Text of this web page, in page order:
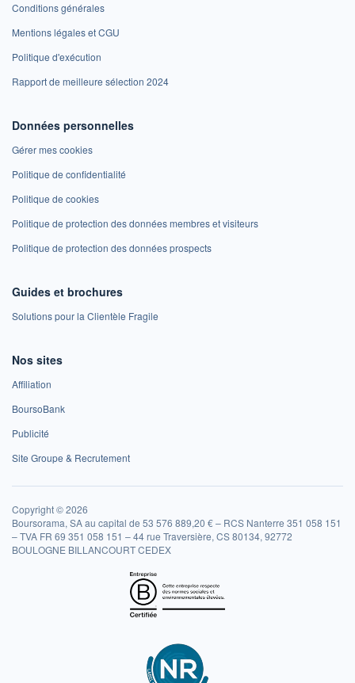
Conditions générales
Mentions légales et CGU
Politique d'exécution
Rapport de meilleure sélection 2024
Données personnelles
Gérer mes cookies
Politique de confidentialité
Politique de cookies
Politique de protection des données membres et visiteurs
Politique de protection des données prospects
Guides et brochures
Solutions pour la Clientèle Fragile
Nos sites
Affiliation
BoursoBank
Publicité
Site Groupe & Recrutement
Copyright © 2026
Boursorama, SA au capital de 53 576 889,20 € – RCS Nanterre 351 058 151
– TVA FR 69 351 058 151 – 44 rue Traversière, CS 80134, 92772
BOULOGNE BILLANCOURT CEDEX